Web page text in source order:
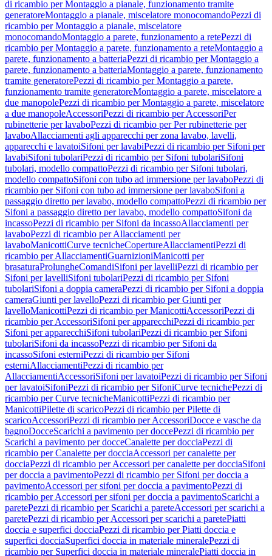
di ricambio per Montaggio a pianale, funzionamento tramite
generatoreMontaggio a pianale, miscelatore monocomandoPezzi di
ricambio per Montaggio a pianale, miscelatore
monocomandoMontaggio a parete, funzionamento a retePezzi di
ricambio per Montaggio a parete, funzionamento a reteMontaggio a
parete, funzionamento a batteriaPezzi di ricambio per Montaggio a
parete, funzionamento a batteriaMontaggio a parete, funzionamento
tramite generatorePezzi di ricambio per Montaggio a parete,
funzionamento tramite generatoreMontaggio a parete, miscelatore a
due manopolePezzi di ricambio per Montaggio a parete, miscelatore
a due manopoleAccessoriPezzi di ricambio per AccessoriPer
rubinetterie per lavaboPezzi di ricambio per Per rubinetterie per
lavaboAllacciamenti agli apparecchi per zona lavabo, lavelli,
apparecchi e lavatoiSifoni per lavabiPezzi di ricambio per Sifoni per
lavabiSifoni tubolariPezzi di ricambio per Sifoni tubolariSifoni
tubolari, modello compattoPezzi di ricambio per Sifoni tubolari,
modello compattoSifoni con tubo ad immersione per lavaboPezzi di
ricambio per Sifoni con tubo ad immersione per lavaboSifoni a
passaggio diretto per lavabo, modello compattoPezzi di ricambio per
Sifoni a passaggio diretto per lavabo, modello compattoSifoni da
incassoPezzi di ricambio per Sifoni da incassoAllacciamenti per
lavaboPezzi di ricambio per Allacciamenti per
lavaboManicottiCurve tecnicheCopertureAllacciamentiPezzi di
ricambio per AllacciamentiGuarnizioniManicotti per
brasaturaProlungheComandiSifoni per lavelliPezzi di ricambio per
Sifoni per lavelliSifoni tubolariPezzi di ricambio per Sifoni
tubolariSifoni a doppia cameraPezzi di ricambio per Sifoni a doppia
cameraGiunti per lavelloPezzi di ricambio per Giunti per
lavelloManicottiPezzi di ricambio per ManicottiAccessoriPezzi di
ricambio per AccessoriSifoni per apparecchiPezzi di ricambio per
Sifoni per apparecchiSifoni tubolariPezzi di ricambio per Sifoni
tubolariSifoni da incassoPezzi di ricambio per Sifoni da
incassoSifoni esterniPezzi di ricambio per Sifoni
esterniAllacciamentiPezzi di ricambio per
AllacciamentiAccessoriSifoni per lavatoiPezzi di ricambio per Sifoni
per lavatoiSifoniPezzi di ricambio per SifoniCurve tecnichePezzi di
ricambio per Curve tecnicheManicottiPezzi di ricambio per
ManicottiPilette di scaricoPezzi di ricambio per Pilette di
scaricoAccessoriPezzi di ricambio per AccessoriDocce e vasche da
bagnoDocceScarichi a pavimento per doccePezzi di ricambio per
Scarichi a pavimento per docceCanalette per docciaPezzi di
ricambio per Canalette per docciaAccessori per canalette per
docciaPezzi di ricambio per Accessori per canalette per docciaSifoni
per doccia a pavimentoPezzi di ricambio per Sifoni per doccia a
pavimentoAccessori per sifoni per doccia a pavimentoPezzi di
ricambio per Accessori per sifoni per doccia a pavimentoScarichi a
paretePezzi di ricambio per Scarichi a pareteAccessori per scarichi a
paretePezzi di ricambio per Accessori per scarichi a paretePiatti
doccia e superfici docciaPezzi di ricambio per Piatti doccia e
superfici docciaSuperfici doccia in materiale mineralePezzi di
ricambio per Superfici doccia in materiale mineralePiatti doccia in